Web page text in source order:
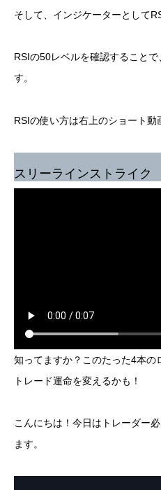
そして、インジケーターとして
RSIの50レベルを確認すること
す。
RSIの使い方は右上のショート動
スリーラインストライク
知ってますか？このたった4本の
トレード運命を変えるかも！
こんにちは！今日はトレーダー
ます。